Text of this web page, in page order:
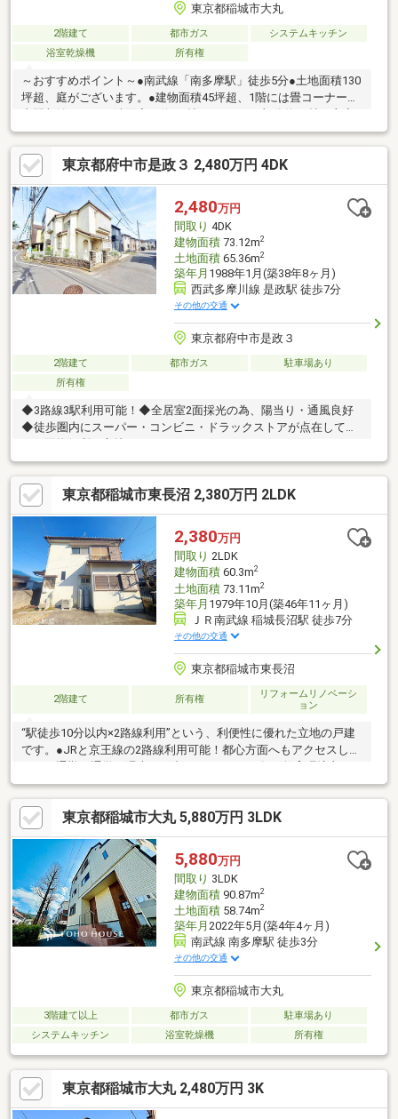
東京都稲城市大丸
2階建て 都市ガス
システムキッチン
浴室乾燥機
所有権
～おすすめポイント～●南武線「南多摩駅」徒歩5分●土地面積130
坪超、庭がございます。●建物面積45坪超、1階には畳コーナーや
室約10帖・書斎・ウォークインクローゼットがございます。●
東・南・西側三方バルコニー～周辺環境～●稲城市第三小学校
徒歩15分(約1200m)●稲城市第一中学校 徒歩17分(約1300m)
東京都府中市是政３ 2,480万円 4DK
2,480万円
間取り 4DK
建物面積73.12m2
土地面積65.36m2
築年月 1988年1月(築38年8ヶ月)
西武多摩川線 是政駅 徒歩7分
その他の交通
東京都府中市是政３
2階建て 都市ガス
駐車場あり
所有権
◆3路線3駅利用可能！◆全居室2面採光の為、陽当り・通風良好
◆徒歩圏内にスーパー・コンビニ・ドラックストアが点在してお
東京都稲城市東長沼 2,380万円 2LDK
2,380万円
間取り 2LDK
建物面積60.3m2
土地面積73.11m2
築年月 1979年10月(築46年11ヶ月)
ＪＲ南武線 稲城長沼駅 徒歩7分
その他の交通
東京都稲城市東長沼
2階建て 所有権
リフォームリノベーシ
ョン
“駅徒歩10分以内×2路線利用”という、利便性に優れた立地の戸建
です。●JRと京王線の2路線利用可能！都心方面へもアクセスしや
好！小学校徒歩4分・中学校徒歩3分お子さまの通学時間が短く、
安心して子育てができる地域です。●第一種低層住居専用地域の
静かな住環境は落ち着きある住環境が広がり、暮らしやすさを重
視したい方にぴったり。●南側が隣地通路のため、明るい日当た
りを確保敷地南側が開けているため、日中は柔らかな陽光が差し
込む快適な住まい。●部分的にリフォーム実施履歴あり！室内の
印象が明るく清潔感のある状態に整えられています。
東京都稲城市大丸 5,880万円 3LDK
5,880万円
間取り 3LDK
建物面積90.87m2
土地面積58.74m2
築年月 2022年5月(築4年4ヶ月)
南武線 南多摩駅 徒歩3分
その他の交通
東京都稲城市大丸
3階建て以上 都市ガス
駐車場あり
システムキッチン
浴室乾燥機 所有権
東京都稲城市大丸 2,480万円 3K